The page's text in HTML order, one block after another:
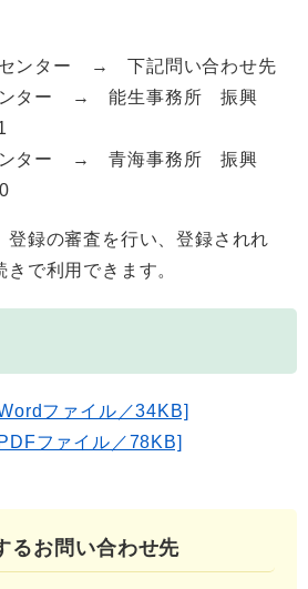
センター → 下記問い合わせ先
ンター → 能生事務所 振興
ンター → 青海事務所 振興
録の審査を行い、登録されれ
で利用できます。
ファイル／34KB]
ファイル／78KB]
るお問い合わせ先